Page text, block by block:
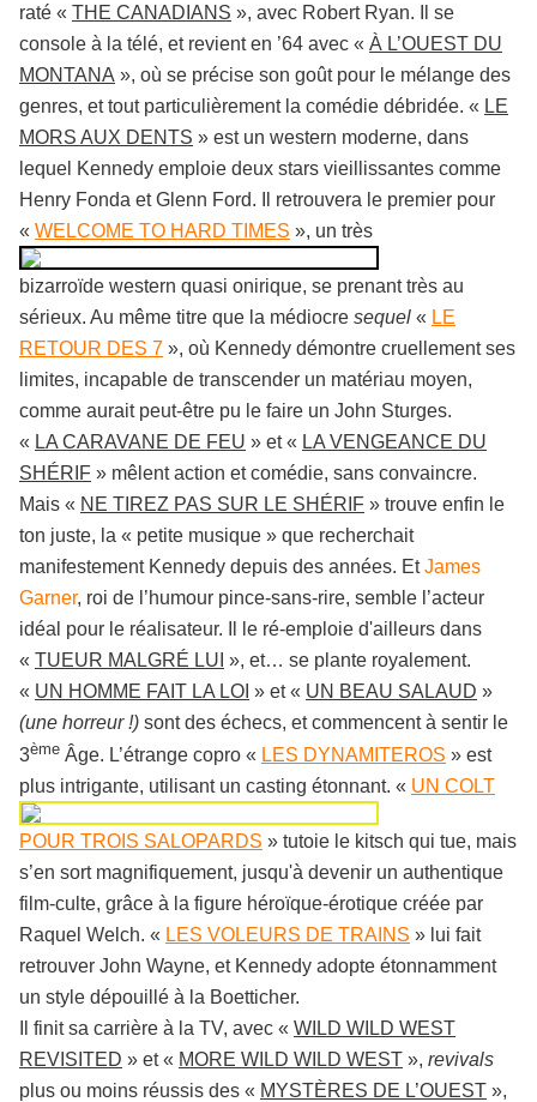
raté « THE CANADIANS », avec Robert Ryan. Il se
console à la télé, et revient en ’64 avec « À L’OUEST DU
MONTANA », où se précise son goût pour le mélange des
genres, et tout particulièrement la comédie débridée. « LE
MORS AUX DENTS » est un western moderne, dans
lequel Kennedy emploie deux stars vieillissantes comme
Henry Fonda et Glenn Ford. Il retrouvera le premier pour
« WELCOME TO HARD TIMES », un très
bizarroïde western quasi onirique, se prenant très au
sérieux. Au même titre que la médiocre sequel « LE
RETOUR DES 7 », où Kennedy démontre cruellement ses
limites, incapable de transcender un matériau moyen,
comme aurait peut-être pu le faire un John Sturges.
« LA CARAVANE DE FEU » et « LA VENGEANCE DU
SHÉRIF » mêlent action et comédie, sans convaincre.
Mais « NE TIREZ PAS SUR LE SHÉRIF » trouve enfin le
ton juste, la « petite musique » que recherchait
manifestement Kennedy depuis des années. EtJames
Garner, roi de l’humour pince-sans-rire, semble l’acteur
idéal pour le réalisateur. Il le ré-emploie d'ailleurs dans
« TUEUR MALGRÉ LUI », et… se plante royalement.
« UN HOMME FAIT LA LOI » et « UN BEAU SALAUD »
(une horreur !) sont des échecs, et commencent à sentir le
3ème Âge. L’étrange copro « LES DYNAMITEROS » est
plus intrigante, utilisant un casting étonnant. « UN COLT
POUR TROIS SALOPARDS » tutoie le kitsch qui tue, mais
s’en sort magnifiquement, jusqu'à devenir un authentique
film-culte, grâce à la figure héroïque-érotique créée par
Raquel Welch. « LES VOLEURS DE TRAINS » lui fait
retrouver John Wayne, et Kennedy adopte étonnamment
un style dépouillé à la Boetticher.
Il finit sa carrière à la TV, avec « WILD WILD WEST
REVISITED » et « MORE WILD WILD WEST », revivals
plus ou moins réussis des « MYSTÈRES DE L’OUEST »,